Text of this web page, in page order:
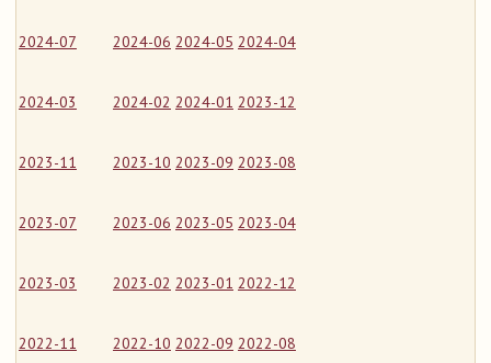
2024-07 2024-06 2024-05 2024-04
2024-03 2024-02 2024-01 2023-12
2023-11 2023-10 2023-09 2023-08
2023-07 2023-06 2023-05 2023-04
2023-03 2023-02 2023-01 2022-12
2022-11 2022-10 2022-09 2022-08